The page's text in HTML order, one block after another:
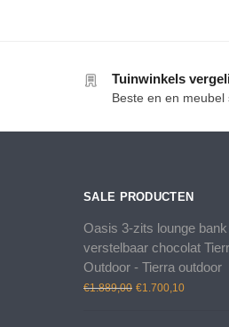
Tuinwinkels
Beste en en meubel
SALE PRODUCTEN
Oasis 3-zits lounge bank
verstelbaar chocolat
Outdoor - Tierra outdoor
€1.889,00 Oorspronkelijke
€1.700,10Huidige